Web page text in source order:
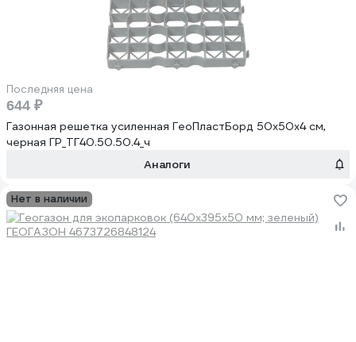
Последняя цена
644 ₽
Газонная решетка усиленная ГеоПластБорд 50x50x4 см,
черная ГР_ТГ40.50.50.4_ч
Аналоги
Нет в наличии